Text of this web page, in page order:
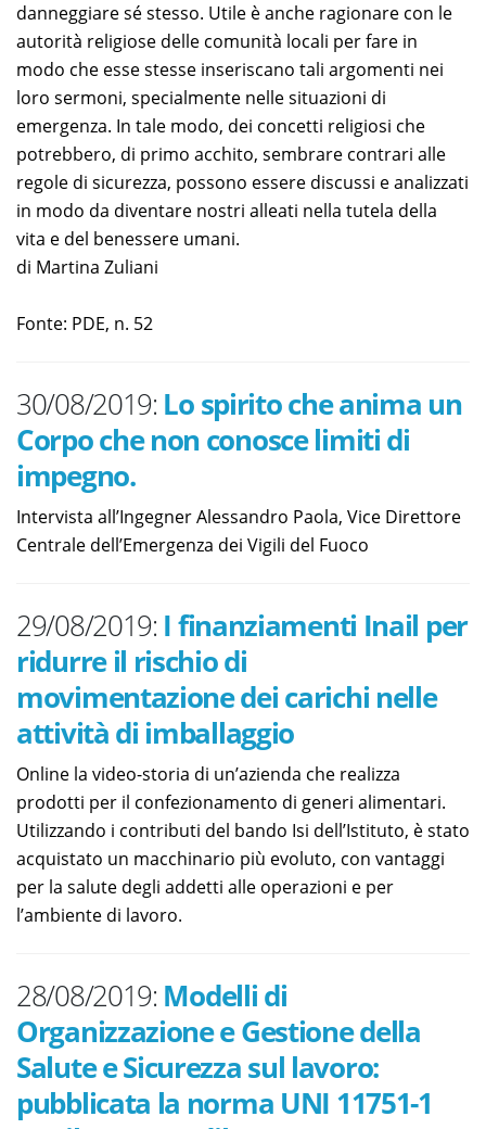
danneggiare sé stesso. Utile è anche ragionare con le
autorità religiose delle comunità locali per fare in
modo che esse stesse inseriscano tali argomenti nei
loro sermoni, specialmente nelle situazioni di
emergenza. In tale modo, dei concetti religiosi che
potrebbero, di primo acchito, sembrare contrari alle
regole di sicurezza, possono essere discussi e analizzati
in modo da diventare nostri alleati nella tutela della
vita e del benessere umani.
di Martina Zuliani
Fonte: PDE, n. 52
30/08/2019: Lo spirito che anima un
Corpo che non conosce limiti di
impegno.
Intervista all’Ingegner Alessandro Paola, Vice Direttore
Centrale dell’Emergenza dei Vigili del Fuoco
29/08/2019: I finanziamenti Inail per
ridurre il rischio di
movimentazione dei carichi nelle
attività di imballaggio
Online la video-storia di un’azienda che realizza
prodotti per il confezionamento di generi alimentari.
Utilizzando i contributi del bando Isi dell’Istituto, è stato
acquistato un macchinario più evoluto, con vantaggi
per la salute degli addetti alle operazioni e per
l’ambiente di lavoro.
28/08/2019: Modelli di
Organizzazione e Gestione della
Salute e Sicurezza sul lavoro:
pubblicata la norma UNI 11751-1